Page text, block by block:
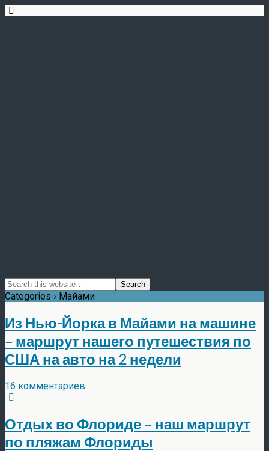
Categories › Майами
Из Нью-Йорка в Майами на машине
– маршрут нашего путешествия по
США на авто на 2 недели
16 комментариев
Отдых во Флориде – наш маршрут
по пляжам Флориды